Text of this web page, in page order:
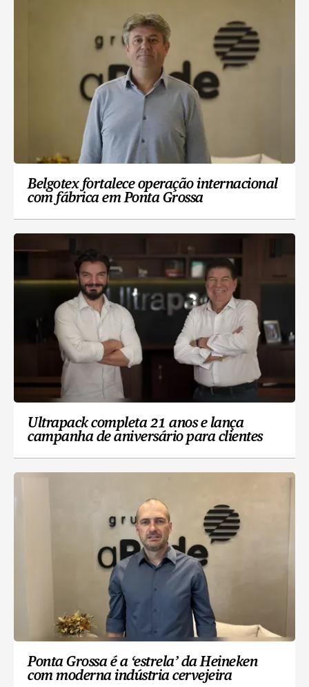
Belgotex fortalece operação internacional
com fábrica em Ponta Grossa
Ultrapack completa 21 anos e lança
campanha de aniversário para clientes
Ponta Grossa é a ‘estrela’ da Heineken
com moderna indústria cervejeira